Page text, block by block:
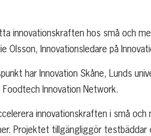
innovationskraften hos små och
Innovationsledare på
har Innovation Skåne, Lunds
Innovation Network.
innovationskraften i små
Projektet tillgängliggör